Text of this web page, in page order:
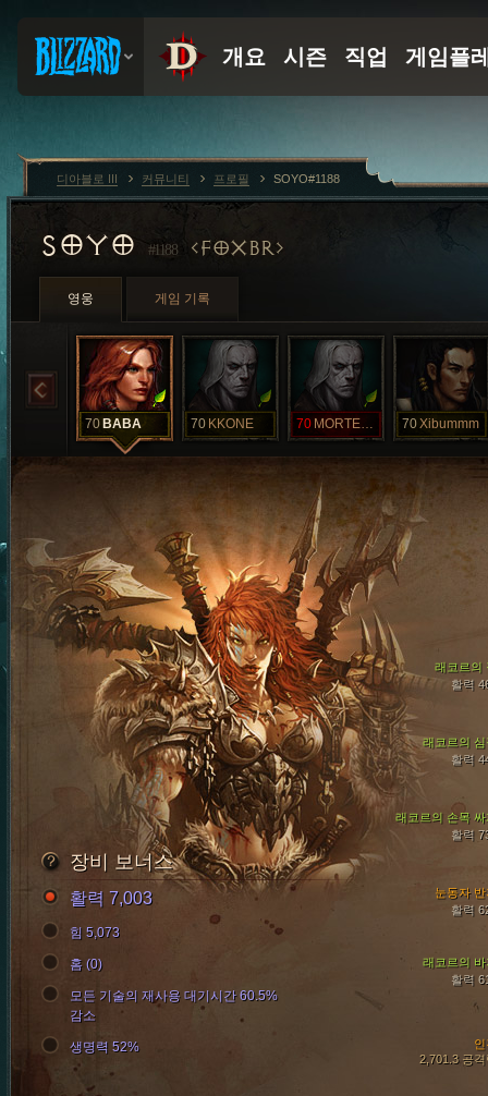
SOYO #1188 FOXBR
영웅 게임 기록
70 BABA 70 KKONE 70 MORTEUM 70Xibummm
래코르의 심
활력
래코르의 손목 싸
활력
래코르의
활력
래코르의 바
활력
2,701.3 공격
눈동자 반
활력
장비 보너스
활력 7,003
힘 5,073
홈 (0)
모든 기술의 재사용 대기시간 60.5%
감소
생명력 52%
디아블로 III 커뮤니티 프로필 SOYO#1188